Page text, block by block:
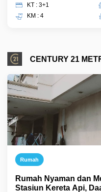
KT : 3+1
KM : 4
CENTURY 21
Rumah
Rumah Nyaman dan
Stasiun Kereta Api,